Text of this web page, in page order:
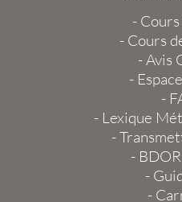
- Cours
- Cours
-Avis
-
-
- Lexique
-
-
-
-